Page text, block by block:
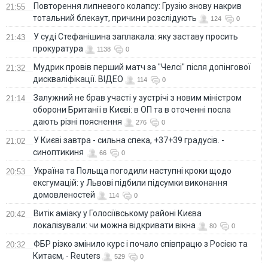
21:55
Повторення липневого колапсу: Грузію знову накрив
тотальний блекаут, причини розслідують
124 0
21:43
У суді Стефанішина заплакала: яку заставу просить
прокуратура
1138 0
21:32
Мудрик провів перший матч за "Челсі" після допінгової
дискваліфікації. ВІДЕО
114 0
21:14
Залужний не брав участі у зустрічі з новим міністром
оборони Британії в Києві: в ОП та в оточенні посла
дають різні пояснення
276 0
21:02
У Києві завтра - сильна спека, +37+39 градусів. -
синоптикиня
66 0
20:53
Україна та Польща погодили наступні кроки щодо
ексгумацій: у Львові підбили підсумки виконання
домовленостей
114 0
20:42
Витік аміаку у Голосіївському районі Києва
локалізували: чи можна відкривати вікна
80 0
20:32
ФБР різко змінило курс і почало співпрацю з Росією та
Китаєм, - Reuters
529 0